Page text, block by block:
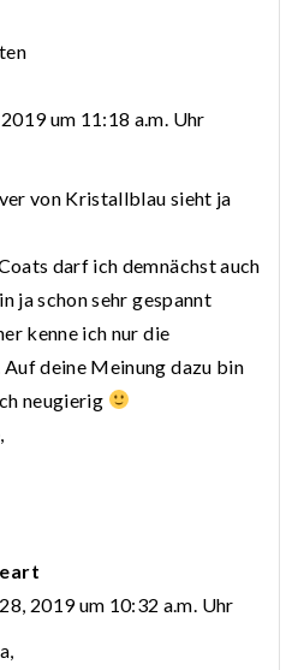
um 11:18 a.m. Uhr
von Kristallblau sieht ja
darf ich demnächst auch
ja schon sehr gespannt
kenne ich nur die
Auf deine Meinung dazu bin
neugierig
2019 um 10:32 a.m. Uhr